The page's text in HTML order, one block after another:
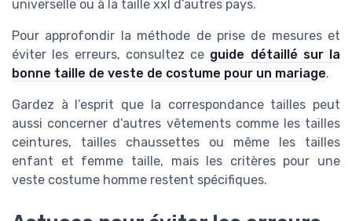
universelle ou à la taille xxl d’autres pays.
Pour approfondir la méthode de prise de mesures et
éviter les erreurs, consultez ce guide détaillé sur la
bonne taille de veste de costume pour un mariage.
Gardez à l’esprit que la correspondance tailles peut
aussi concerner d’autres vêtements comme les tailles
ceintures, tailles chaussettes ou même les tailles
enfant et femme taille, mais les critères pour une
veste costume homme restent spécifiques.